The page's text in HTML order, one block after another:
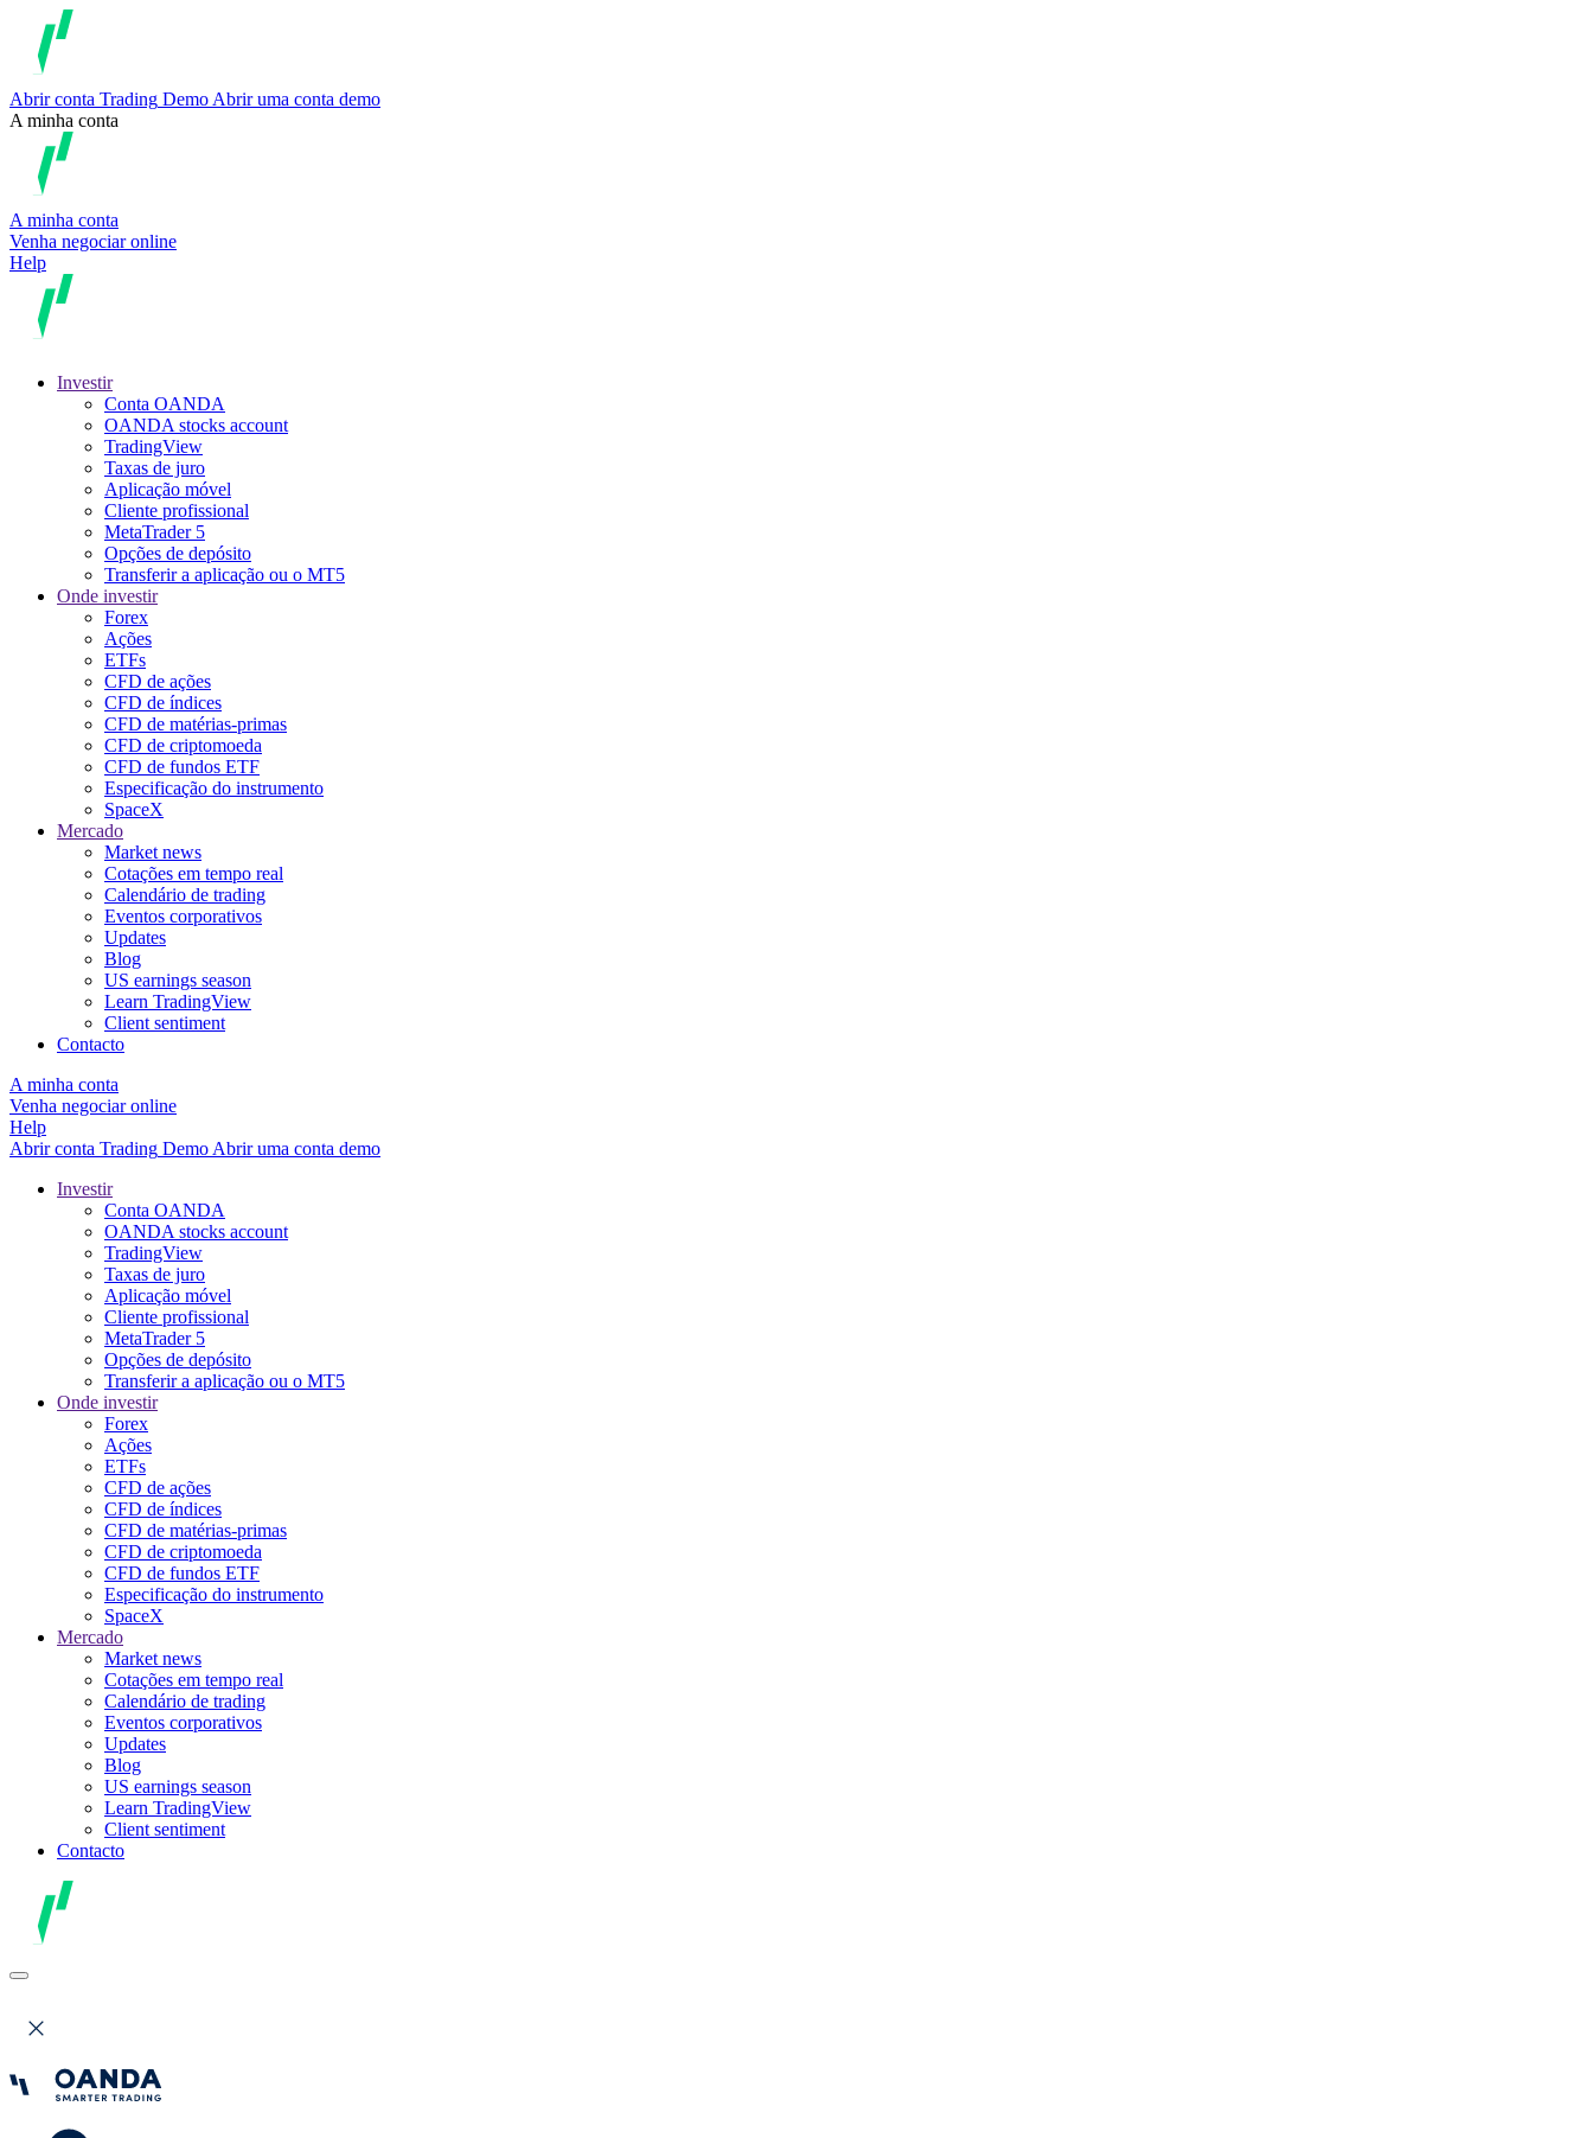
Abrir conta Trading Demo Abrir uma conta demo
A minha conta
A minha conta
Venha negociar online
Help
Investir
Conta OANDA
OANDA stocks account
TradingView
Taxas de juro
Aplicação móvel
Cliente profissional
MetaTrader 5
Opções de depósito
Transferir a aplicação ou o MT5
Onde investir
Forex
Ações
ETFs
CFD de ações
CFD de índices
CFD de matérias-primas
CFD de criptomoeda
CFD de fundos ETF
Especificação do instrumento
SpaceX
Mercado
Market news
Cotações em tempo real
Calendário de trading
Eventos corporativos
Updates
Blog
US earnings season
Learn TradingView
Client sentiment
Contacto
A minha conta
Venha negociar online
Help
Abrir conta Trading Demo Abrir uma conta demo
Investir
Conta OANDA
OANDA stocks account
TradingView
Taxas de juro
Aplicação móvel
Cliente profissional
MetaTrader 5
Opções de depósito
Transferir a aplicação ou o MT5
Onde investir
Forex
Ações
ETFs
CFD de ações
CFD de índices
CFD de matérias-primas
CFD de criptomoeda
CFD de fundos ETF
Especificação do instrumento
SpaceX
Mercado
Market news
Cotações em tempo real
Calendário de trading
Eventos corporativos
Updates
Blog
US earnings season
Learn TradingView
Client sentiment
Contacto